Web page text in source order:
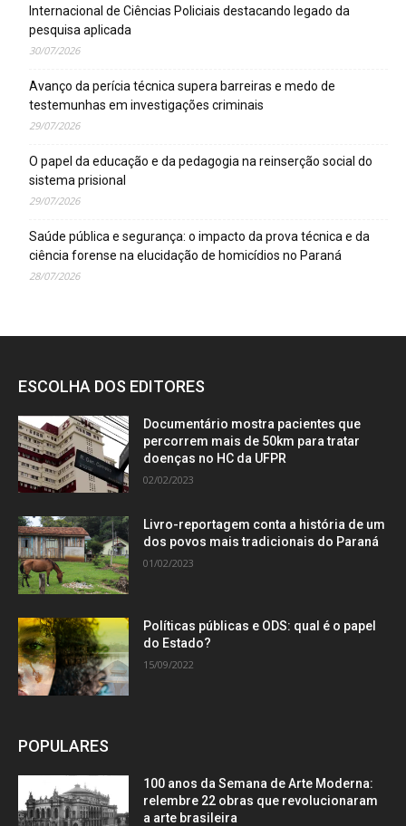
Internacional de Ciências Policiais destacando legado da
pesquisa aplicada
30/07/2026
Avanço da perícia técnica supera barreiras e medo de
testemunhas em investigações criminais
29/07/2026
O papel da educação e da pedagogia na reinserção social do
sistema prisional
29/07/2026
Saúde pública e segurança: o impacto da prova técnica e da
ciência forense na elucidação de homicídios no Paraná
28/07/2026
ESCOLHA DOS EDITORES
Documentário mostra pacientes que
percorrem mais de 50km para tratar
doenças no HC da UFPR
02/02/2023
Livro-reportagem conta a história de um
dos povos mais tradicionais do Paraná
01/02/2023
Políticas públicas e ODS: qual é o papel
do Estado?
15/09/2022
POPULARES
100 anos da Semana de Arte Moderna:
relembre 22 obras que revolucionaram
a arte brasileira